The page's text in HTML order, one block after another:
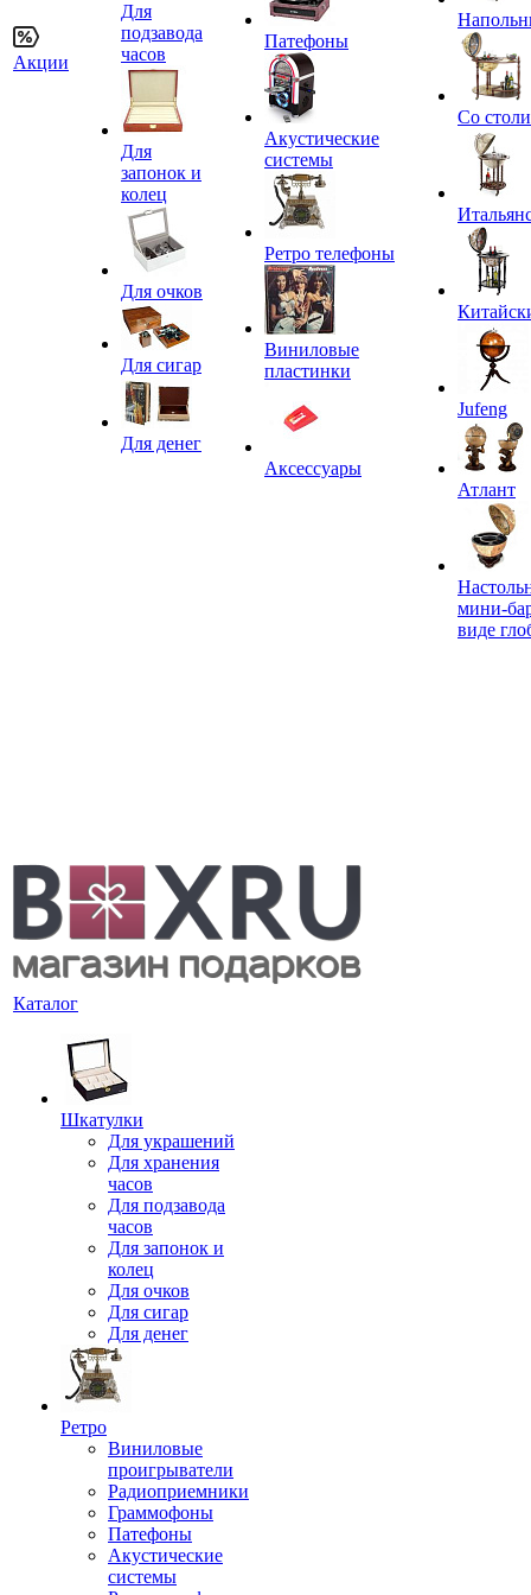
Акции
Для
подзавода
часов
Для
запонок и
колец
Для очков
Для сигар
Для денег
Патефоны
Акустические
системы
Ретро телефоны
Виниловые
пластинки
Аксессуары
Со
Jufeng
Атлант
мини-
виде
Каталог
Шкатулки
Для украшений
Для хранения
часов
Для подзавода
часов
Для запонок и
колец
Для очков
Для сигар
Для денег
Ретро
Виниловые
проигрыватели
Радиоприемники
Граммофоны
Патефоны
Акустические
системы